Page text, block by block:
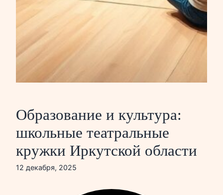
Образование и культура:
школьные театральные
кружки Иркутской области
12 декабря, 2025